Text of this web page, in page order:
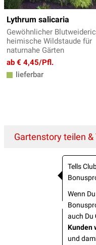
Lythrum salicaria
Gewöhnlicher
heimische Wildstaude für
naturnahe Gärten
ab € 4,45/Pfl.
lieferbar
Gartenstory teilen
Tells
Wenn
auch Du
Kunden
und